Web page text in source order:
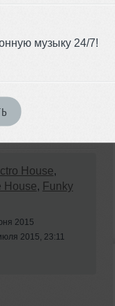
музыку 24/7!
House,
House, Funky
2015
2015, 23:11